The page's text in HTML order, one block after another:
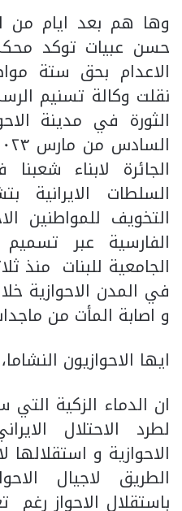
وها هم بعد ايام من
حسن عبيات توكد
الاعدام بحق ستة
نقلت وكالة تسنيم
الثورة في مدينة
الجائرة لابناء
السلطات الايرانية
التخويف للمواطنين
الفارسية عبر
الجامعية للبنات منذ
في المدن الاحوازية
و اصابة المأت من
ايها الاحوازيون النشاما،
ان الدماء الزكية
لطرد الاحتلال
الاحوازية و
الطريق لاجيال
باستقلال الاحواز